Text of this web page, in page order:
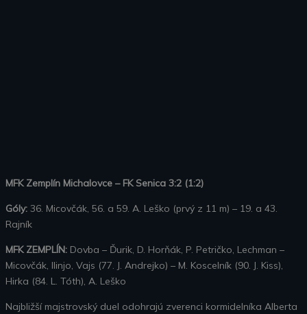
MFK Zemplín Michalovce – FK Senica 3:2 (1:2)
Góly: 36. Micovčák, 56. a 59. A. Leško (prvý z 11 m) – 19. a 43.
Rajník
MFK ZEMPLÍN: Dovba – Ďurik, D. Horňák, P. Petričko, Lechman –
Micovčák, Ilinjo, Vajs (77. J. Andrejko) – M. Koscelník (90. J. Kiss),
Hirka (84. L. Tóth), A. Leško
Najbližší majstrovský duel odohrajú zverenci kormidelníka Alberta